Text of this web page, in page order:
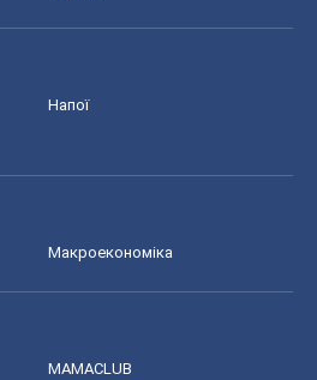
Напої
Макроекономіка
MAMACLUB